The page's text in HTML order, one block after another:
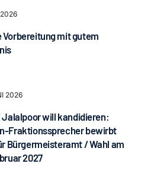
Vorbereitung mit gutem
2026
Jalalpoor will kandidieren:
Fraktionssprecher bewirbt
Bürgermeisteramt / Wahl am
2027